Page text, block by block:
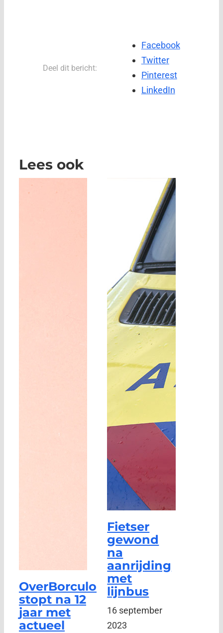
Deel dit bericht:
Facebook
Twitter
Pinterest
LinkedIn
Lees ook
OverBorculo
stopt na 12
jaar met
actueel
Fietser
gewond
na
aanrijding
met
lijnbus
16 september
2023